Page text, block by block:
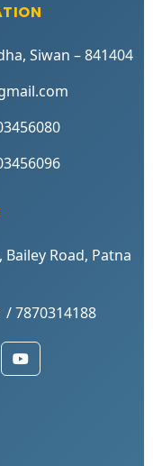
Siwan – 841404
Road, Patna
/ 7870314188